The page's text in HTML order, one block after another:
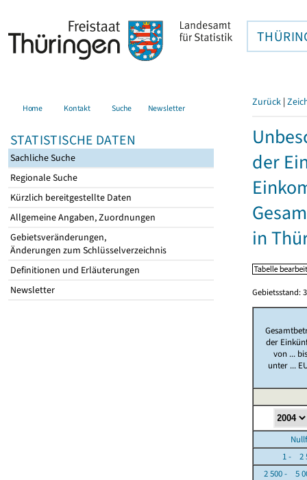
Home Kontakt Suche Newsletter
STATISTISCHE DATEN
Sachliche Suche
Regionale Suche
Kürzlich bereitgestellte Daten
Allgemeine Angaben, Zuordnungen
Gebietsveränderungen,
Änderungen zum Schlüsselverzeichnis
Definitionen und Erläuterungen
Newsletter
Zurück |
der
in
Gebietsstand:
der
von ...
unter ...
1 - 2
2 500 - 5